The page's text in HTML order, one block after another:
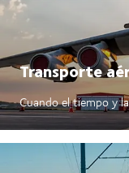
Transporte
Cuando el tiempo y